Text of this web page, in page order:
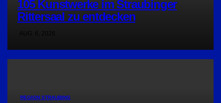
105 Kunstwerke im Straubinger
Rittersaal zu entdecken
REGION STRAUBING